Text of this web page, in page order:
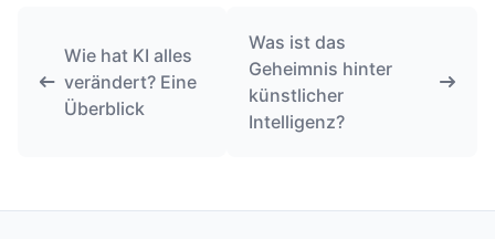
Wie hat KI alles
verändert? Eine
Überblick
Was ist das
Geheimnis hinter
künstlicher
Intelligenz?